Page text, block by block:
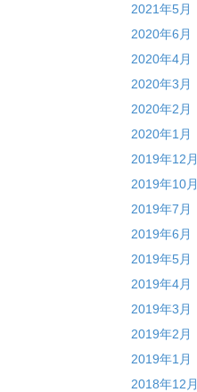
2021年5月
2020年6月
2020年4月
2020年3月
2020年2月
2020年1月
2019年12月
2019年10月
2019年7月
2019年6月
2019年5月
2019年4月
2019年3月
2019年2月
2019年1月
2018年12月